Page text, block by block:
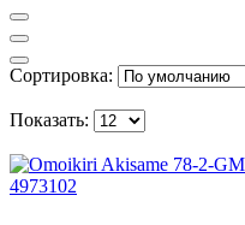
Сортировка:
Показать: